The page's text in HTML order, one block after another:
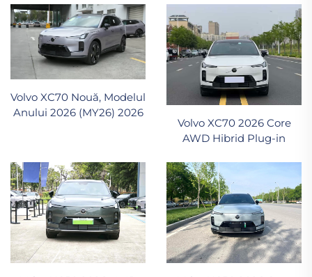
Volvo XC70 Nouă, Modelul
Anului 2026 (MY26) 2026
Volvo XC70 2026 Core
AWD Hibrid Plug-in